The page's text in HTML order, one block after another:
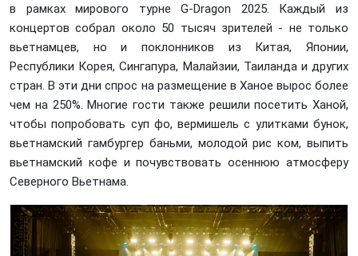
в рамках мирового турне G-Dragon 2025. Каждый из
концертов собрал около 50 тысяч зрителей - не только
вьетнамцев, но и поклонников из Китая, Японии,
Республики Корея, Сингапура, Малайзии, Таиланда и других
стран. В эти дни спрос на размещение в Ханое вырос более
чем на 250%. Многие гости также решили посетить Ханой,
чтобы попробовать суп фо, вермишель с улитками бунок,
вьетнамский гамбургер баньми, молодой рис ком, выпить
вьетнамский кофе и почувствовать осеннюю атмосферу
Северного Вьетнама.